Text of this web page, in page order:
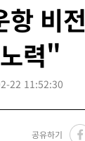
비
력"
22 11:52:30
공유하기